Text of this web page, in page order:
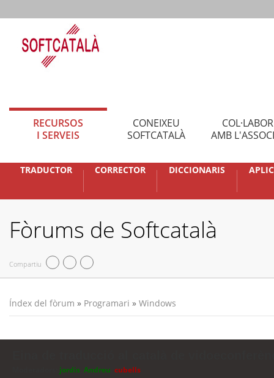
RECURSOS
I SERVEIS
CONEIXEU
SOFTCATALÀ
AMB
TRADUCTOR CORRECTOR DICCIONARIS
Fòrums de Softcatalà
Compartiu
Índex del fòrum » Programari » Windows
jordis Andreu cubells